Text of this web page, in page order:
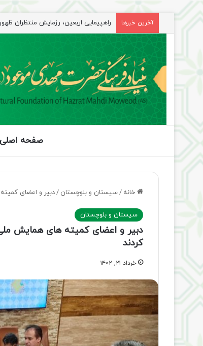
آخرین خبرها
راهپیمایی اربعین، رزمایش منتظران ظهور
صفحه اصلی
خانه /سیستان و بلوچستان /دبیر و اعضای
سیستان و بلوچستان
دبیر و اعضای کمیته های همایش
کردند
خرداد ۲۱, ۱۴۰۲